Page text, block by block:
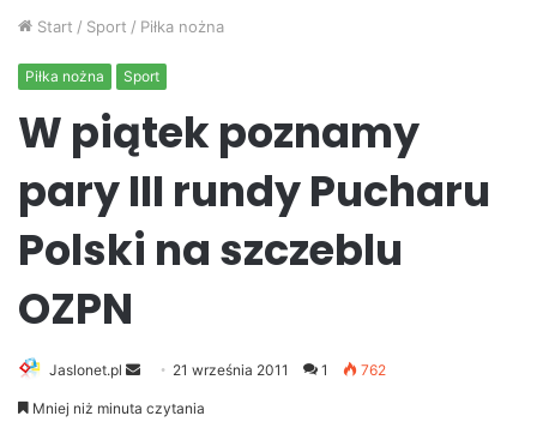
Start / Sport / Piłka nożna
Piłka nożna Sport
W piątek poznamy
pary III rundy Pucharu
Polski na szczeblu
OZPN
Jaslonet.pl 21 września 2011 1 762
Mniej niż minuta czytania